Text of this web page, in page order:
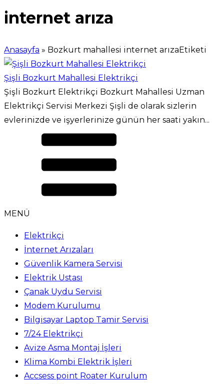
internet arıza
Anasayfa » Bozkurt mahallesi internet arızaEtiketi
Şişli Bozkurt Mahallesi Elektrikçi
Şişli Bozkurt Elektrikçi Bozkurt Mahallesi Uzman
Elektrikçi Servisi Merkezi Şişli de olarak sizlerin
evlerinizde ve işyerlerinize günün her saati yakın...
MENÜ
Elektrikçi
İnternet Arızaları
Güvenlik Kamera Servisi
Elektrik Ustası
Çanak Uydu Servisi
Modem Kurulumu
Bilgisayar Laptop Tamir Servisi
7/24 Elektrikçi
Avize Asma Montaj İşleri
Klima Kombi Elektrik İşleri
Accsess point Roater Kurulum